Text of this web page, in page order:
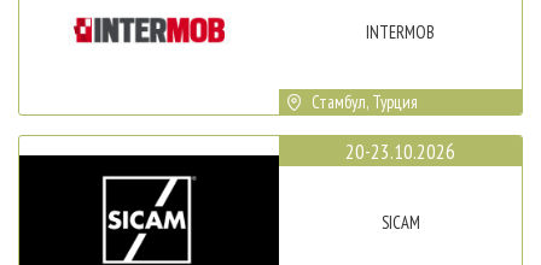
INTERMOB
Стамбул, Турция
20-23.10.2026
SICAM